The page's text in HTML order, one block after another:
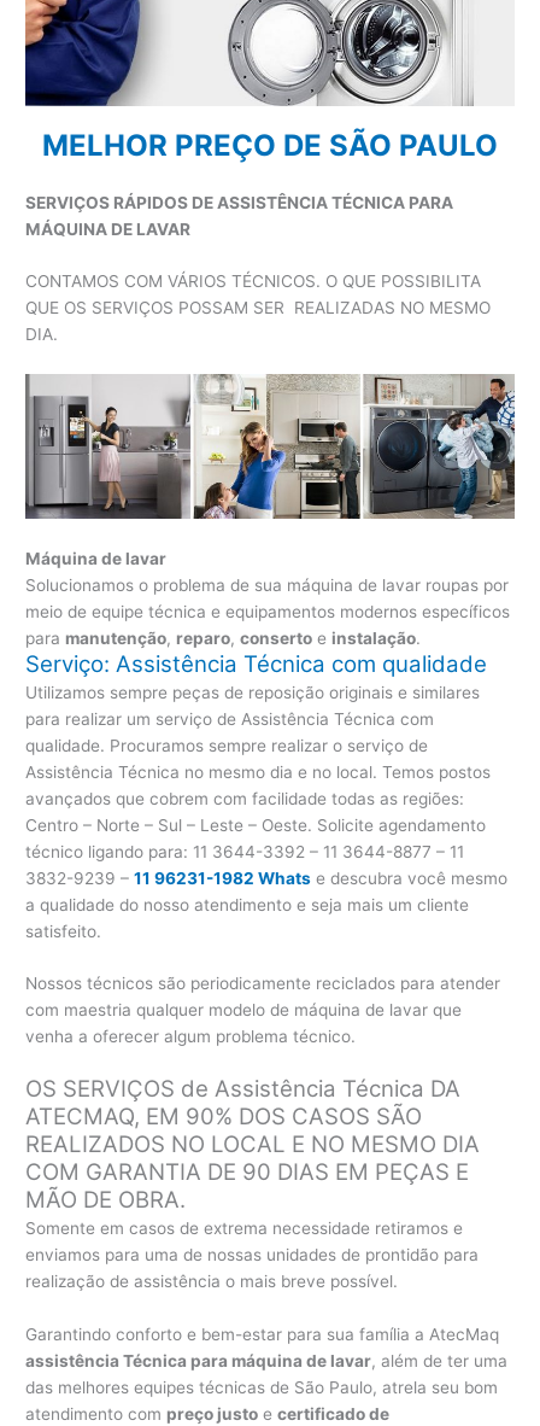
MELHOR PREÇO DE SÃO PAULO
SERVIÇOS RÁPIDOS DE ASSISTÊNCIA TÉCNICA PARA
MÁQUINA DE LAVAR
CONTAMOS COM VÁRIOS TÉCNICOS. O QUE POSSIBILITA
QUE OS SERVIÇOS POSSAM SER REALIZADAS NO MESMO
DIA.
Máquina de lavar
Solucionamos o problema de sua máquina de lavar roupas por
meio de equipe técnica e equipamentos modernos específicos
para manutenção, reparo,conserto e instalação.
Serviço: Assistência Técnica com qualidade
Utilizamos sempre peças de reposição originais e similares
para realizar um serviço de Assistência Técnica com
qualidade. Procuramos sempre realizar o serviço de
Assistência Técnica no mesmo dia e no local. Temos postos
avançados que cobrem com facilidade todas as regiões:
Centro – Norte – Sul – Leste – Oeste. Solicite agendamento
técnico ligando para: 11 3644-3392 – 11 3644-8877 – 11
3832-9239 –11 96231-1982 Whats e descubra você mesmo
a qualidade do nosso atendimento e seja mais um cliente
satisfeito.
Nossos técnicos são periodicamente reciclados para atender
com maestria qualquer modelo de máquina de lavar que
venha a oferecer algum problema técnico.
OS SERVIÇOS de Assistência Técnica DA
ATECMAQ, EM 90% DOS CASOS SÃO
REALIZADOS NO LOCAL E NO MESMO DIA
COM GARANTIA DE 90 DIAS EM PEÇAS E
MÃO DE OBRA.
Somente em casos de extrema necessidade retiramos e
enviamos para uma de nossas unidades de prontidão para
realização de assistência o mais breve possível.
Garantindo conforto e bem-estar para sua família a AtecMaq
assistência Técnica para máquina de lavar, além de ter uma
das melhores equipes técnicas de São Paulo, atrela seu bom
atendimento com preço justo ecertificado de